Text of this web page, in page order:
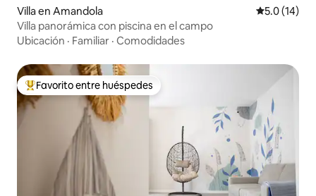
Villa en Amandola Calificación
5.0 (14)
Villa panorámica con piscina en el campo
Ubicación · Familiar · Comodidades
Favorito entre huéspedes preferido
Favorito entre huéspedes